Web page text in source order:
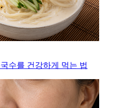
수를 건강하게 먹는 법